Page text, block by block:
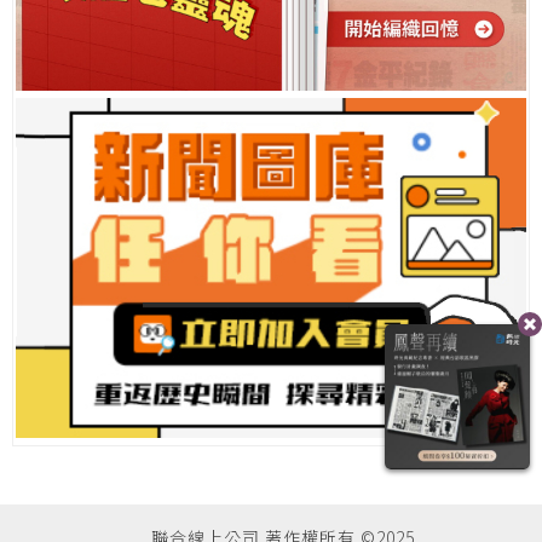
聯合線上公司 著作權所有 ©2025